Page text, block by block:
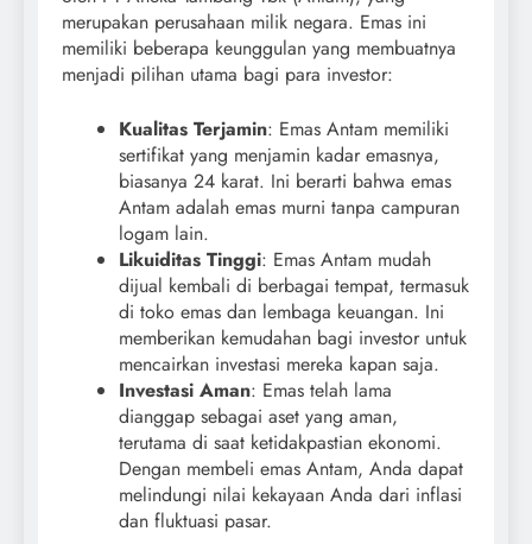
merupakan perusahaan milik negara. Emas ini
memiliki beberapa keunggulan yang membuatnya
menjadi pilihan utama bagi para investor:
Kualitas Terjamin: Emas Antam memiliki
sertifikat yang menjamin kadar emasnya,
biasanya 24 karat. Ini berarti bahwa emas
Antam adalah emas murni tanpa campuran
logam lain.
Likuiditas Tinggi: Emas Antam mudah
dijual kembali di berbagai tempat, termasuk
di toko emas dan lembaga keuangan. Ini
memberikan kemudahan bagi investor untuk
mencairkan investasi mereka kapan saja.
Investasi Aman: Emas telah lama
dianggap sebagai aset yang aman,
terutama di saat ketidakpastian ekonomi.
Dengan membeli emas Antam, Anda dapat
melindungi nilai kekayaan Anda dari inflasi
dan fluktuasi pasar.